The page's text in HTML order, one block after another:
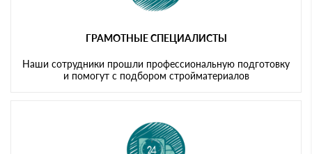
ГРАМОТНЫЕ СПЕЦИАЛИСТЫ
Наши сотрудники прошли профессиональную подготовку
и помогут с подбором стройматериалов